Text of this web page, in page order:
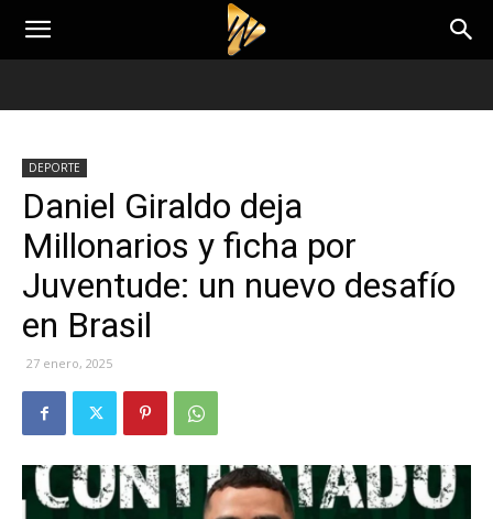
DEPORTE
Daniel Giraldo deja
Millonarios y ficha por
Juventude: un nuevo desafío
en Brasil
27 enero, 2025